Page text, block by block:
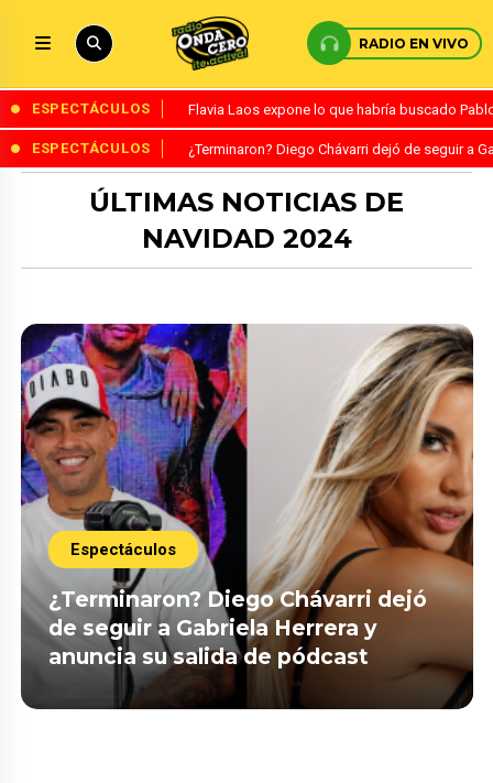
RADIO EN VIVO
ESPECTÁCULOS Flavia Laos expone lo que habría buscado
ESPECTÁCULOS ¿Terminaron? Diego Chávarri dejó de seguir a
ÚLTIMAS NOTICIAS DE
NAVIDAD 2024
Espectáculos
¿Terminaron? Diego Chávarri dejó
de seguir a Gabriela Herrera y
anuncia su salida de pódcast